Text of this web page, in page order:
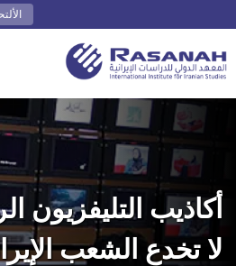
أكاذيب التليفزيون
لا تخدع الشعب